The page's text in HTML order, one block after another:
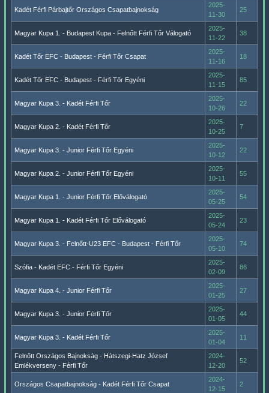
Kadét Férfi Párbajtőr Országos Csapatbajnokság
2025-
11-30
25
Magyar Kupa 1. - Budapest Kupa - Felnőtt Férfi Tőr Válogató
2025-
11-22
38
Kadét Tőr EFC - Budapest - Férfi Tőr Csapat
2025-
11-16
18
Kadét Tőr EFC - Budapest - Férfi Tőr Egyéni
2025-
11-15
85
Magyar Kupa 3. - Kadét Férfi Tőr
2025-
10-26
22
Magyar Kupa 2. - Kadét Férfi Tőr
2025-
10-25
7
Magyar Kupa 3. - Junior Férfi Tőr Egyéni
2025-
10-12
22
Magyar Kupa 2. - Junior Férfi Tőr Egyéni
2025-
10-11
55
Magyar Kupa 1. - Junior Férfi Tőr Előválogató
2025-
05-25
54
Magyar Kupa 1. - Kadét Férfi Tőr Előválogató
2025-
05-24
23
Magyar Kupa 3. - Felnőtt-U23 EFC - Budapest - Férfi Tőr
2025-
05-10
74
Szófia - Kadét EFC - Férfi Tőr Egyéni
2025-
02-09
86
Magyar Kupa 4. - Junior Férfi Tőr
2025-
01-25
27
Magyar Kupa 3. - Junior Férfi Tőr
2025-
01-05
44
Magyar Kupa 3. - Kadét Férfi Tőr
2025-
01-04
11
Felnőtt Országos Bajnokság - Hátszegi-Hatz József
Emlékverseny - Férfi Tőr
2024-
12-20
52
Országos Csapatbajnokság - Kadét Férfi Tőr Csapat
2024-
12-15
2